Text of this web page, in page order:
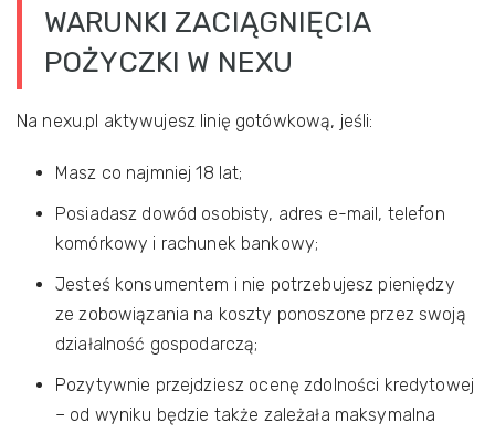
WARUNKI ZACIĄGNIĘCIA
POŻYCZKI W NEXU
Na nexu.pl aktywujesz linię gotówkową, jeśli:
Masz co najmniej 18 lat;
Posiadasz dowód osobisty, adres e-mail, telefon
komórkowy i rachunek bankowy;
Jesteś konsumentem i nie potrzebujesz pieniędzy
ze zobowiązania na koszty ponoszone przez swoją
działalność gospodarczą;
Pozytywnie przejdziesz ocenę zdolności kredytowej
– od wyniku będzie także zależała maksymalna